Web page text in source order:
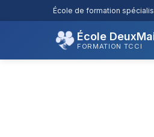
École de formation
École
FORMATION TCCI